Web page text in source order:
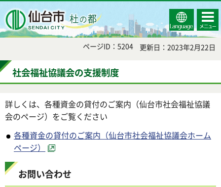
Select
Language
コンテ
ンツメ
ニュー
ページID：5204 更新日：2023年2月22日
社会福祉協議会の支援制度
詳しくは、各種資金の貸付のご案内（仙台市社会福祉協議
会のページ）をご覧ください
各種資金の貸付のご案内（仙台市社会福祉協議会ホーム
ページ）
お問い合わせ